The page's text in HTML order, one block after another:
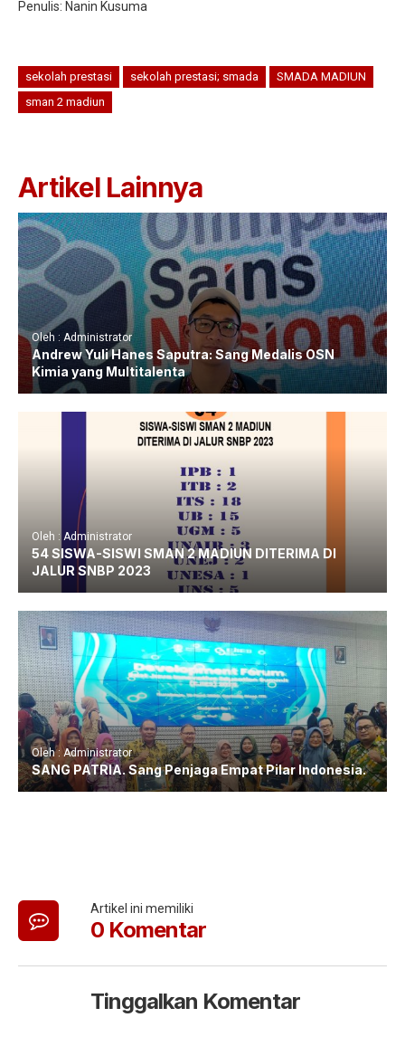
Penulis: Nanin Kusuma
sekolah prestasi sekolah prestasi; smada
SMADA MADIUN
sman 2 madiun
Artikel Lainnya
Oleh : Administrator
Andrew Yuli Hanes Saputra: Sang Medalis OSN
Kimia yang Multitalenta
Oleh : Administrator
54 SISWA-SISWI SMAN 2 MADIUN DITERIMA DI
JALUR SNBP 2023
Oleh : Administrator
SANG PATRIA. Sang Penjaga Empat Pilar Indonesia.
Artikel ini memiliki
0 Komentar
Tinggalkan Komentar